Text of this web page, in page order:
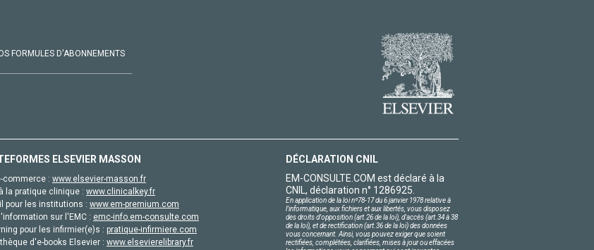
FORMULES D'ABONNEMENTS
ELSEVIER MASSON
commerce : www.elsevier-masson.fr
la pratique clinique : www.clinicalkey.fr
pour les institutions : www.em-premium.com
sur l'EMC : emc-info.em-consulte.com
pour les infirmier(e)s : pratique-infirmiere.com
d'e-books Elsevier : www.elsevierelibrary.fr
DÉCLARATION CNIL
EM-CONSULTE.COM est déclaré à la
CNIL, déclaration n° 1286925.
En application de la loi nº78-17 du 6 janvier 1978 relative à
l'informatique, aux fichiers et aux libertés, vous disposez
des droits d'opposition (art.26 de la loi), d'accès (art.34 à 38
de la loi), et de rectification (art.36 de la loi) des données
vous concernant. Ainsi, vous pouvez exiger que soient
rectifiées, complétées, clarifiées, mises à jour ou effacées